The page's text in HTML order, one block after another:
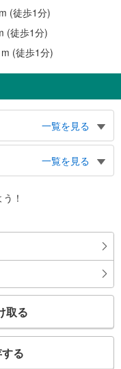
(徒歩1分)
(徒歩1分)
(徒歩1分)
一覧を見る
、市立ＴＡＭＡ女性センタ
、タクシーのりば、バスの
鑑識センター、桜ヶ丘記念
スのりば
一覧を見る
）
！
取る
る